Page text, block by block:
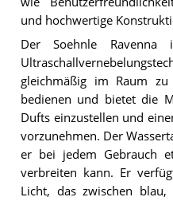
und hochwertige
Der Soehnle
gleichmäßig im Raum
bedienen und bietet die
Dufts einzustellen und
vorzunehmen. Der
er bei jedem Gebrauch
verbreiten kann. Er
Licht, das zwischen